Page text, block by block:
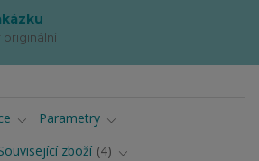
originální
Parametry
zboží 4